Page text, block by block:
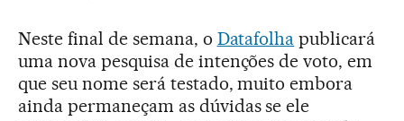
Neste final de semana, o Datafolha publicará
uma nova pesquisa de intenções de voto, em
que seu nome será testado, muito embora
ainda permaneçam as dúvidas se ele